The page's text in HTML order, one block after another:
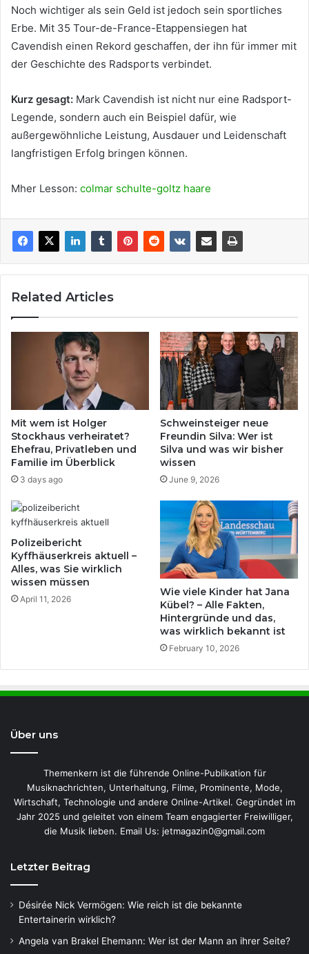
Noch wichtiger als sein Geld ist jedoch sein sportliches
Erbe. Mit 35 Tour-de-France-Etappensiegen hat
Cavendish einen Rekord geschaffen, der ihn für immer mit
der Geschichte des Radsports verbindet.
Kurz gesagt: Mark Cavendish ist nicht nur eine Radsport-
Legende, sondern auch ein Beispiel dafür, wie
außergewöhnliche Leistung, Ausdauer und Leidenschaft
langfristigen Erfolg bringen können.
Mher Lesson: colmar schulte-goltz haare
Related Articles
Mit wem ist Holger
Stockhaus verheiratet?
Ehefrau, Privatleben und
Familie im Überblick
3 days ago
Schweinsteiger neue
Freundin Silva: Wer ist
Silva und was wir bisher
wissen
June 9, 2026
Polizeibericht
Kyffhäuserkreis aktuell –
Alles, was Sie wirklich
wissen müssen
April 11, 2026
Wie viele Kinder hat Jana
Kübel? – Alle Fakten,
Hintergründe und das,
was wirklich bekannt ist
February 10, 2026
Über uns
Themenkern ist die führende Online-Publikation für
Musiknachrichten, Unterhaltung, Filme, Prominente, Mode,
Wirtschaft, Technologie und andere Online-Artikel. Gegründet im
Jahr 2025 und geleitet von einem Team engagierter Freiwilliger,
die Musik lieben. Email Us: jetmagazin0@gmail.com
Letzter Beitrag
Désirée Nick Vermögen: Wie reich ist die bekannte
Entertainerin wirklich?
Angela van Brakel Ehemann: Wer ist der Mann an ihrer Seite?